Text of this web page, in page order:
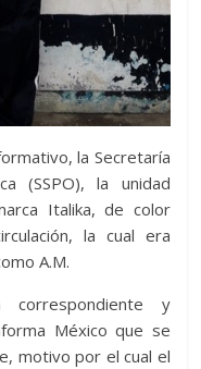
la Secretaría
(SSPO), la unidad
Italika, de color
la cual era
A.M.
y
México que se
motivo por el cual el